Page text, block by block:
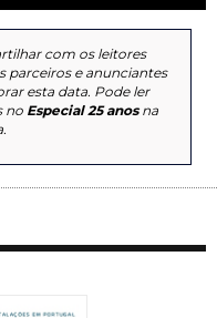
com os leitores
parceiros e anunciantes
esta data. Pode ler
no Especial 25 anosna